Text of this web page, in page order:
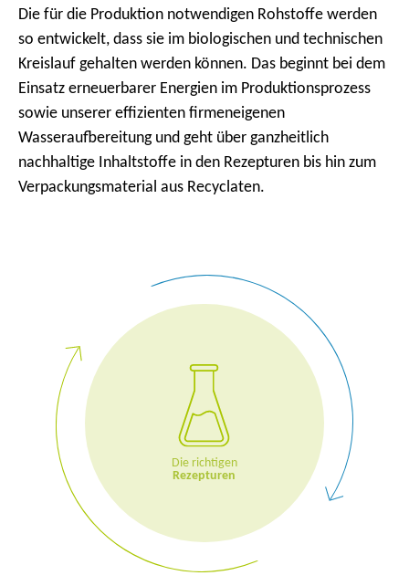
Die für die Produktion notwendigen Rohstoffe werden
so entwickelt, dass sie im biologischen und technischen
Kreislauf gehalten werden können. Das beginnt bei dem
Einsatz erneuerbarer Energien im Produktionsprozess
sowie unserer effizienten firmeneigenen
Wasseraufbereitung und geht über ganzheitlich
nachhaltige Inhaltstoffe in den Rezepturen bis hin zum
Verpackungsmaterial aus Recyclaten.
Die richtigen
Rezepturen